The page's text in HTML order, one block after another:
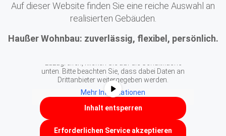
Auf dieser Website finden Sie eine reiche Auswahl an
realisierten Gebäuden.
Haußer Wohnbau: zuverlässig, flexibel, persönlich.
Sie sehen gerade einen Platzhalterinhalt von
unten. Bitte beachten Sie, dass dabei Daten an
Drittanbieter weitergegeben werden.
Mehr Informationen
Inhalt entsperren
Erforderlichen Service akzeptieren